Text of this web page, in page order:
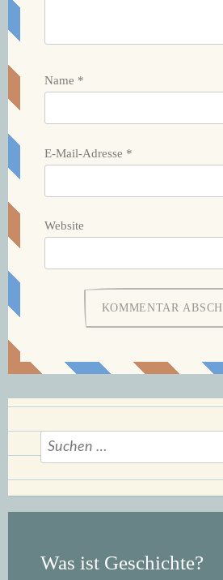
Name *
E-Mail-Adresse *
Website
Suchen
nach:
Was ist Geschichte?